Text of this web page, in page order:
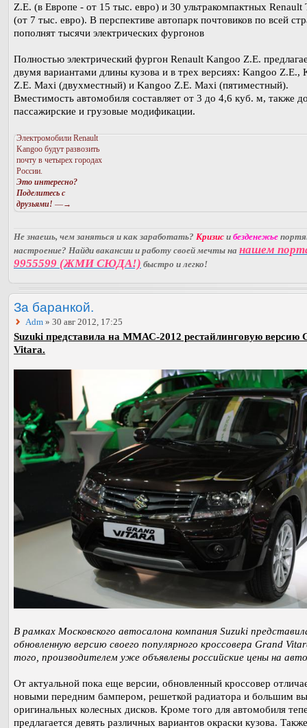
Z.E. (в Европе - от 15 тыс. евро) и 30 ультракомпактных Renault
(от 7 тыс. евро). В перспективе автопарк почтовиков по всей
пополнят тысячи электрических фургонов
Полностью электрический фургон Renault Kangoo Z.E.
двумя вариантами длины кузова и в трех версиях: Kangoo Z.E.,
Z.E. Maxi (двухместный) и Kangoo Z.E. Maxi (пятиместный).
Вместимость автомобиля составляет от 3 до 4,6 куб. м, также
пассажирские и грузовые модификации.
Электромобили Renault
Kangoo будут развозить
почту в четырех городах
России.
Это интересно?
Поделитесь с
друзьями! —→
Не знаешь, чем заняться и как заработать? Кризис и безденежье
настроение? Найди вакансии и работу своей мечты на нашем
9955599 (ЖМИ СЮДА!) быстро и легко!
За баранкой.
Adm » 30 авг 2012, 17:25
Suzuki представила на ММАС-2012 рестайлинговую версию
Vitara.
В рамках Московского автосалона компания Suzuki
обновленную версию своего популярного кроссовера Grand
того, производителем уже объявлены российские цены на
От актуальной пока еще версии, обновленный кроссовер
новыми передним бампером, решеткой радиатора и большим
оригинальных колесных дисков. Кроме того для автомобиля
предлагается девять различных вариантов окраски кузова. Также